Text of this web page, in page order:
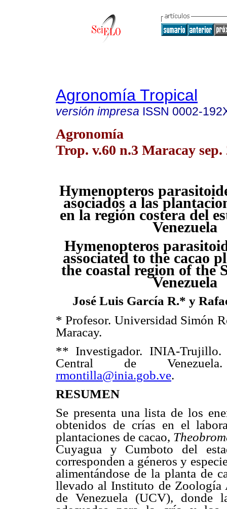
Agronomía Tropical
versión impresa ISSN 0002-
Agronomía
Trop. v.60 n.3 Maracay sep.
Hymenopteros
asociados a las
en la región costera del
Venezuela
Hymenopteros
associated to the cacao
the coastal region of the
Venezuela
José Luis García R.* y
* Profesor. Universidad Simón
Maracay.
** Investigador. INIA-Trujillo.
Central de
rmontilla@inia.gob.ve.
RESUMEN
Se presenta una lista de los
obtenidos de crías en el
plantaciones de cacao,
Cuyagua y Cumboto del
corresponden a géneros y
alimentándose de la planta de
llevado al Instituto de
de Venezuela (UCV), donde